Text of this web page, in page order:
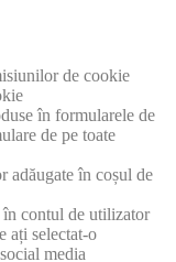
de cookie
în formularele de
de pe toate
adăugate în coșul de
contul de utilizator
ați selectat-o
media